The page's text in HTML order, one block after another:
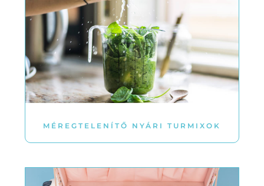
MÉREGTELENÍTŐ NYÁRI TURMIXOK